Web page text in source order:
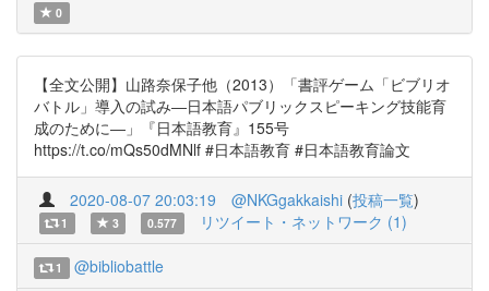
0
【全文公開】山路奈保子他（2013）「書評ゲーム「ビブリオ
バトル」導入の試み―日本語パブリックスピーキング技能育
成のために―」『日本語教育』155号
https://t.co/mQs50dMNlf #日本語教育 #日本語教育論文
2020-08-07 20:03:19 @NKGgakkaishi (投稿一覧)
1 3 0.577 リツイート・ネットワーク (1)
1 @bibliobattle